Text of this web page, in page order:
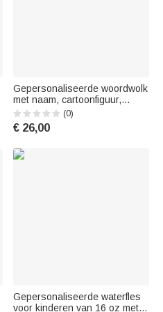
Gepersonaliseerde woordwolk
met naam, cartoonfiguur,
geïsoleerde waterfles van 12
oz met rietje en handvat –
cadeau voor het nieuwe
jongens en meisjes
(0)
€ 26,00
Gepersonaliseerde waterfles
voor kinderen van 16 oz met